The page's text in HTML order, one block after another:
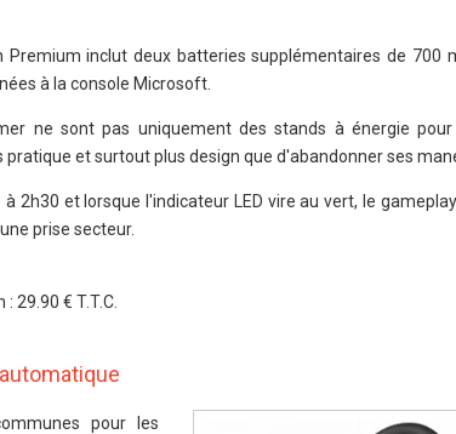
Premium inclut deux batteries supplémentaires de 700
à la console Microsoft.
ne sont pas uniquement des stands à énergie
et surtout plus design que d'abandonner ses
2h30 et lorsque l'indicateur LED vire au vert, le
prise secteur.
29.90 € T.T.C.
pour les